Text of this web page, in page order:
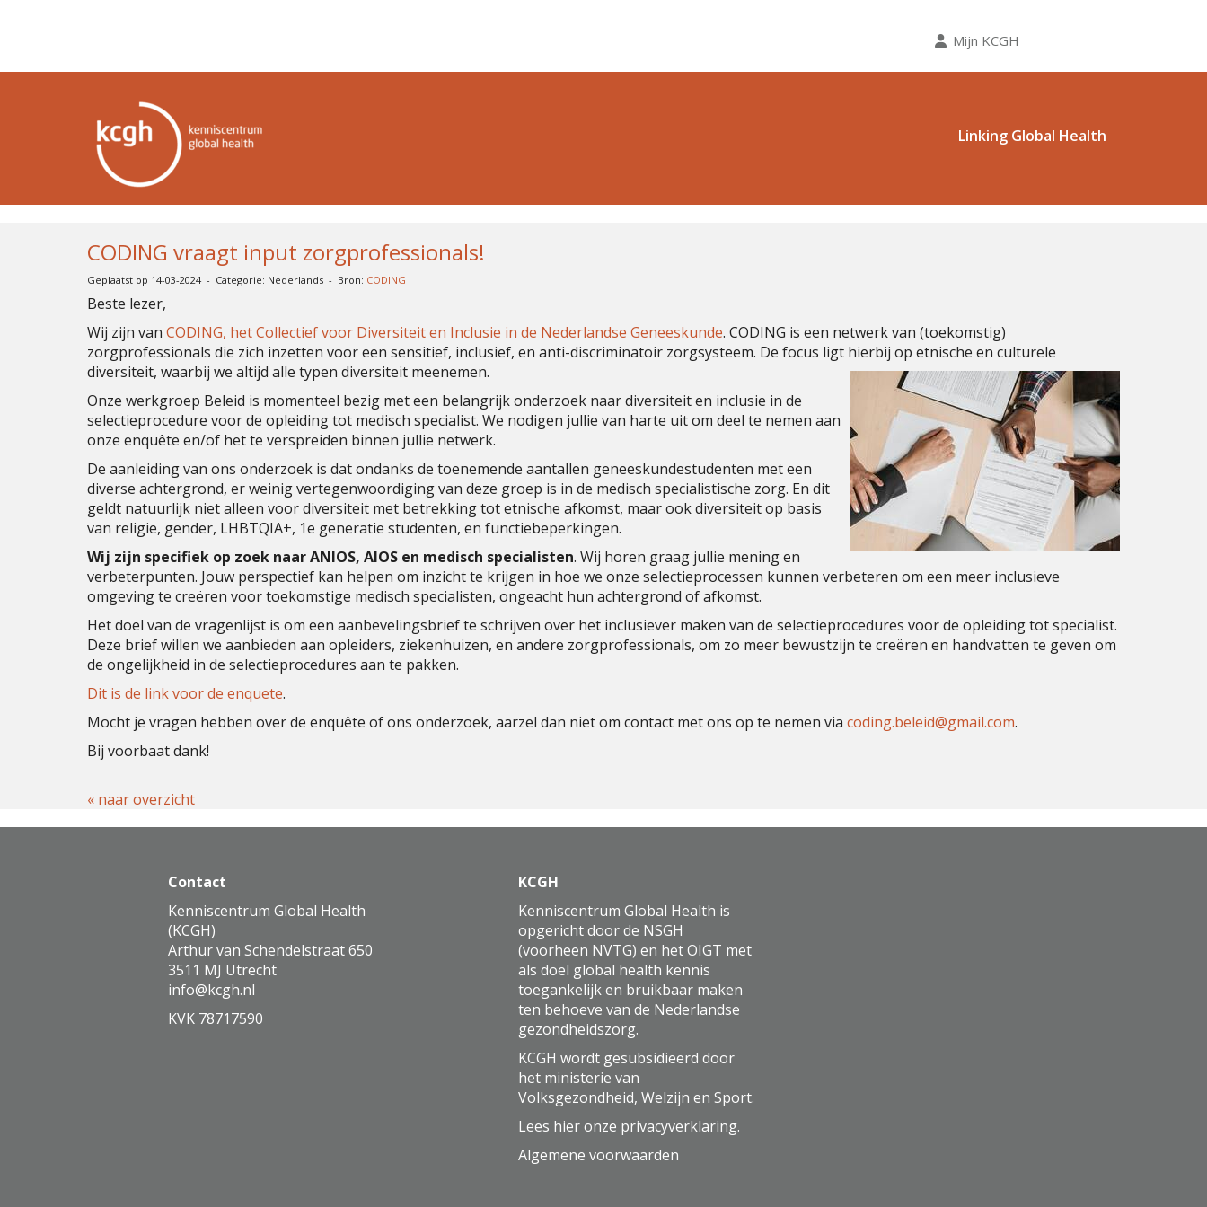
Mijn KCGH
Linking Global Health
CODING vraagt input zorgprofessionals!
Geplaatst op 14-03-2024 - Categorie: Nederlands - Bron: CODING
Beste lezer,
Wij zijn van CODING, het Collectief voor Diversiteit en Inclusie in de Nederlandse Geneeskunde. CODING is een netwerk van (toekomstig)
zorgprofessionals die zich inzetten voor een sensitief, inclusief, en anti-discriminatoir zorgsysteem. De focus ligt hierbij op etnische en culturele
diversiteit, waarbij we altijd alle typen diversiteit meenemen.
Onze werkgroep Beleid is momenteel bezig met een belangrijk onderzoek naardiversiteit en inclusie in de
selectieprocedure voor de opleiding tot medisch specialist. We nodigen jullie van harte uit om deel te nemen aan
onze enquête en/of het te verspreiden binnen jullie netwerk.
De aanleiding van ons onderzoek is dat ondanks de toenemende aantallen geneeskundestudenten met een
diverse achtergrond, er weinig vertegenwoordiging van deze groep is in de medisch specialistische zorg. En dit
geldt natuurlijk niet alleen voor diversiteit met betrekking tot etnische afkomst, maar ook diversiteit op basis
van religie, gender, LHBTQIA+, 1e generatie studenten, en functiebeperkingen.
Wij zijn specifiek op zoek naar ANIOS, AIOS en medisch specialisten. Wij horen graag jullie mening en
verbeterpunten. Jouw perspectief kan helpen om inzicht te krijgen in hoe we onze selectieprocessen kunnen verbeteren om een meer inclusieve
omgeving te creëren voor toekomstige medisch specialisten, ongeacht hun achtergrond of afkomst.
Het doel van de vragenlijst is om een aanbevelingsbrief te schrijven over het inclusiever maken van de selectieprocedures voor de opleiding tot specialist.
Deze brief willen we aanbieden aan opleiders, ziekenhuizen, en andere zorgprofessionals, om zo meer bewustzijn te creëren en handvatten te geven om
de ongelijkheid in de selectieprocedures aan te pakken.
Dit is de link voor de enquete.
Mocht je vragen hebben over de enquête of ons onderzoek, aarzel dan niet om contact met ons op te nemen via dieleb.gnidoc@gmail.com.
Bij voorbaat dank!
« naar overzicht
Contact
Kenniscentrum Global Health
(KCGH)
Arthur van Schendelstraat 650
3511 MJ Utrecht
ofni@kcgh.nl
KVK 78717590
KCGH
Kenniscentrum Global Health is
opgericht door de NSGH
(voorheen NVTG) en het OIGT met
als doel global health kennis
toegankelijk en bruikbaar maken
ten behoeve van de Nederlandse
gezondheidszorg.
KCGH wordt gesubsidieerd door
het ministerie van
Volksgezondheid, Welzijn en Sport.
Lees hier onze privacyverklaring.
Algemene voorwaarden